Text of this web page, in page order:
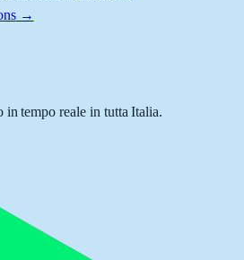
→
in tempo reale in tutta Italia.